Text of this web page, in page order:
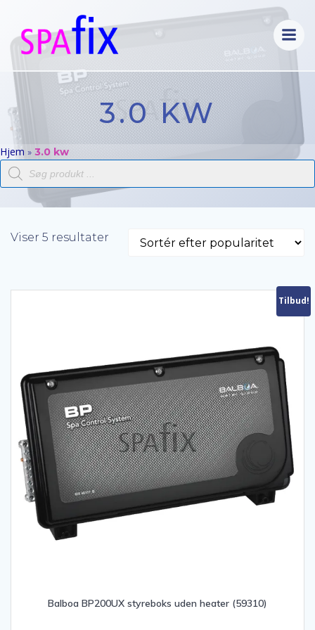
til
3.0 KW
Hjem » 3.0 kw
Products
search
Viser 5 resultater Sorteret
Tilbud!
Balboa BP200UX styreboks uden heater (59310)